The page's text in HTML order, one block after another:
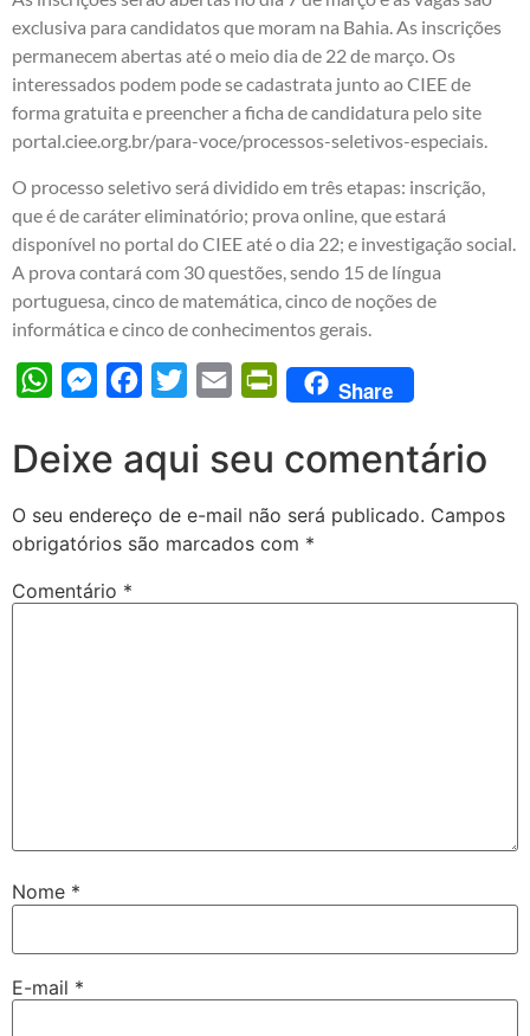
exclusiva para candidatos que moram na Bahia. As inscrições
permanecem abertas até o meio dia de 22 de março. Os
interessados podem pode se cadastrata junto ao CIEE de
forma gratuita e preencher a ficha de candidatura pelo site
portal.ciee.org.br/para-voce/processos-seletivos-especiais.
O processo seletivo será dividido em três etapas: inscrição,
que é de caráter eliminatório; prova online, que estará
disponível no portal do CIEE até o dia 22; e investigação social.
A prova contará com 30 questões, sendo 15 de língua
portuguesa, cinco de matemática, cinco de noções de
informática e cinco de conhecimentos gerais.
WhatsAppMessengerFacebook
Twitter Email PrintFriendly
Share
Deixe aqui seu comentário
O seu endereço de e-mail não será publicado. Campos
obrigatórios são marcados com *
Comentário *
Nome *
E-mail *